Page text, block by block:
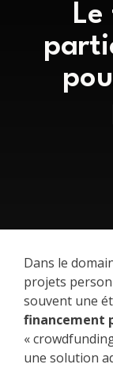
Dans le
projets
souvent une
financement
«
une solution